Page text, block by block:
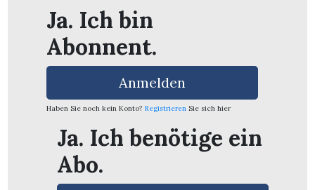
Ja. Ich bin
Abonnent.
Anmelden
Haben Sie noch kein Konto? Registrieren Sie sich hier
Ja. Ich benötige ein
Abo.